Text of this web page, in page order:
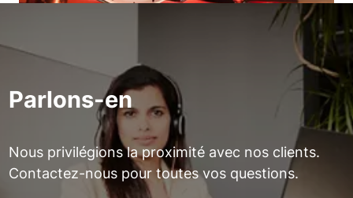
Parlons-en
Nous privilégions la proximité avec nos clients.
Contactez-nous pour toutes vos questions.